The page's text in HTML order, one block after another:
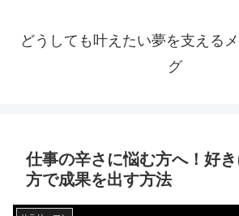
どうしても叶えたい夢を支える
グ
仕事の辛さに悩む方へ！好
方で成果を出す方法